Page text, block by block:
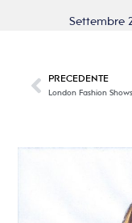
Settembre
PRECEDENTE